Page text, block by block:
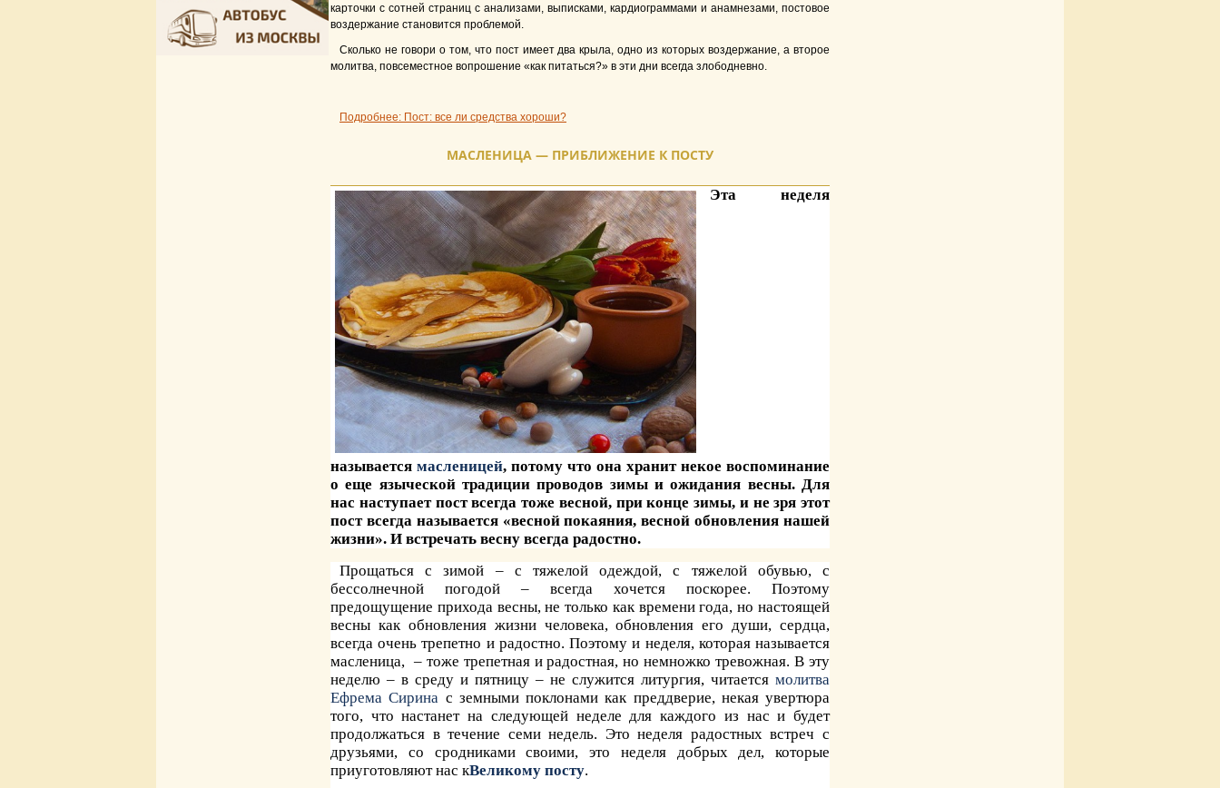
карточки с сотней страниц с анализами, выписками, кардиограммами и анамнезами, постовое
воздержание становится проблемой.
Сколько не говори о том, что пост имеет два крыла, одно из которых воздержание, а второе
молитва, повсеместное вопрошение «как питаться?» в эти дни всегда злободневно.
Подробнее: Пост: все ли средства хороши?
МАСЛЕНИЦА — ПРИБЛИЖЕНИЕ К ПОСТУ
Эта неделя
называется масленицей, потому что она хранит некое воспоминание
о еще языческой традиции проводов зимы и ожидания весны. Для
нас наступает пост всегда тоже весной, при конце зимы, и не зря этот
пост всегда называется «весной покаяния, весной обновления нашей
жизни». И встречать весну всегда радостно.
Прощаться с зимой – с тяжелой одеждой, с тяжелой обувью, с
бессолнечной погодой – всегда хочется поскорее. Поэтому
предощущение прихода весны, не только как времени года, но настоящей
весны как обновления жизни человека, обновления его души, сердца,
всегда очень трепетно и радостно. Поэтому и неделя, которая называется
масленица, – тоже трепетная и радостная, но немножко тревожная. В эту
неделю – в среду и пятницу – не служится литургия, читается молитва
Ефрема Сирина с земными поклонами как преддверие, некая увертюра
того, что настанет на следующей неделе для каждого из нас и будет
продолжаться в течение семи недель. Это неделя радостных встреч с
друзьями, со сродниками своими, это неделя добрых дел, которые
приуготовляют нас кВеликому посту.